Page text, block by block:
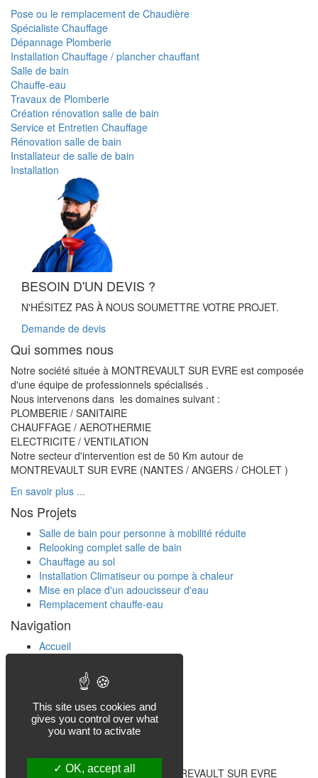
Pose ou le remplacement de Chaudière
Spécialiste Chauffage
Dépannage Plomberie
Installation Chauffage / plancher chauffant
Salle de bain
Chauffe-eau
Travaux de Plomberie
Création rénovation salle de bain
Service et Entretien Chauffage
Rénovation salle de bain
Installateur de salle de bain
Installation
BESOIN D'UN DEVIS ?
N'HÉSITEZ PAS À NOUS SOUMETTRE VOTRE PROJET.
Demande de devis
Qui sommes nous
Notre société située à MONTREVAULT SUR EVRE est composée
d'une équipe de professionnels spécialisés .
Nous intervenons dans les domaines suivant :
PLOMBERIE / SANITAIRE
CHAUFFAGE / AEROTHERMIE
ELECTRICITE / VENTILATION
Notre secteur d'intervention est de 50 Km autour de
MONTREVAULT SUR EVRE (NANTES / ANGERS / CHOLET )
En savoir plus ...
Nos Projets
Salle de bain pour personne à mobilité réduite
Relooking complet salle de bain
Chauffage au sol
Installation Climatiseur ou pompe à chaleur
Mise en place d'un adoucisseur d'eau
Remplacement chauffe-eau
Navigation
Accueil
Projets
Notre Société
Nos Coordonnées
Saint Pierre Montlimart 49110, MONTREVAULT SUR EVRE
This site uses cookies and
gives you control over what
you want to activate
OK, accept all